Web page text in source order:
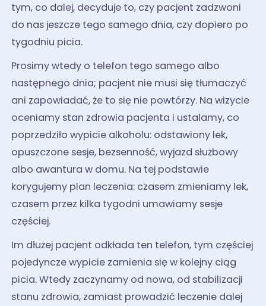
tym, co dalej, decyduje to, czy pacjent zadzwoni
do nas jeszcze tego samego dnia, czy dopiero po
tygodniu picia.
Prosimy wtedy o telefon tego samego albo
następnego dnia; pacjent nie musi się tłumaczyć
ani zapowiadać, że to się nie powtórzy. Na wizycie
oceniamy stan zdrowia pacjenta i ustalamy, co
poprzedziło wypicie alkoholu: odstawiony lek,
opuszczone sesje, bezsenność, wyjazd służbowy
albo awantura w domu. Na tej podstawie
korygujemy plan leczenia: czasem zmieniamy lek,
czasem przez kilka tygodni umawiamy sesje
częściej.
Im dłużej pacjent odkłada ten telefon, tym częściej
pojedyncze wypicie zamienia się w kolejny ciąg
picia. Wtedy zaczynamy od nowa, od stabilizacji
stanu zdrowia, zamiast prowadzić leczenie dalej